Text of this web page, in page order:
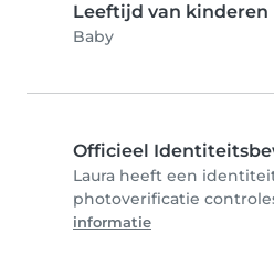
Leeftijd van kinderen
Baby
Officieel
Laura heeft een
photoverificatie
informatie